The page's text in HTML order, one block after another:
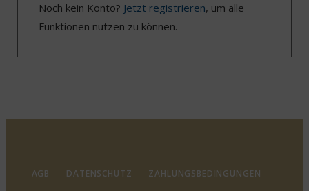
Noch kein Konto? Jetzt registrieren, um alle
Funktionen nutzen zu können.
AGB DATENSCHUTZ
ZAHLUNGSBEDINGUNGEN